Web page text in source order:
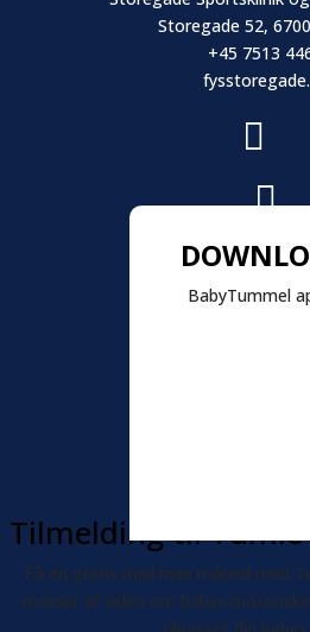
Storegade 52,
+45 7513


BabyTummel
Tilmelding til
Få en gratis mail hver måned med
masser af viden om babys